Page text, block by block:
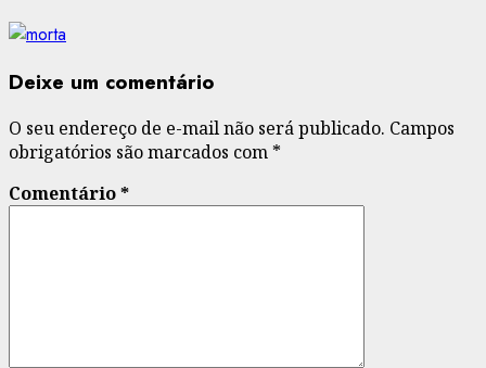
Deixe um comentário
O seu endereço de e-mail não será publicado. Campos
obrigatórios são marcados com *
Comentário*